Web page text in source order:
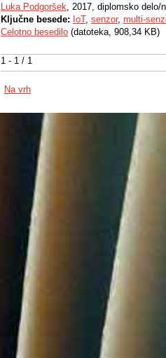
1 - 1 / 1
Luka Podgoršek, 2017, diplomsko delo/
Ključne besede: IoT, senzor, multi-
Celotno besedilo (datoteka, 908,34 KB)
Na vrh